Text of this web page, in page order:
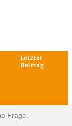
Frage.